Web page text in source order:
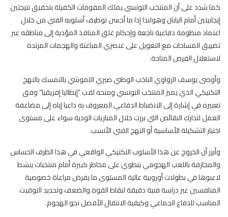
كما شدد على أن المنتخب التونسي يملك المقومات الكفيلة بتحقيق نتيجتين
إيجابيتين أمام اليابان وهولندا إذا ما أحسن توظيف أسلوبه الفني من خلال
اعتماد منظومة دفاعية ناجعة وإحكام غلق المنافذ المؤدية إلى مناطقه عبر
تضييق المساحات مع التعويل على عنصري المباغتة والهجمات المرتدة
لاستغلال الفرص المتاحة.
وأوصى يوسف الزواوي الناخب الوطني صبري اللموشي بالتمسك بالنهج
التكتيكي الذي يميز المنتخب التونسي ومنحه لقب “إيطاليا إفريقيا” وفق
تعبيره في إشارة إلى الانضباط الدفاعي المعروف به داعيا إياه إلى مضاعفة
العمل لتدارك النقائص التي برزت خلال المباريات الودية سواء على مستوى
اختيار التشكيلة الأساسية أو النهج الفني الأنسب.
وأبرز أن الخروج عن هذا الأسلوب التكتيكي الواقعي في هذا الظرف الحساس
والمجازفة باللعب الهجومي ينطوي على مخاطر كبيرة أمام منتخبات ينشط
لاعبوها في بطولات أوروبية عالية المستوى ما يفرض مراعاة خصوصية
المنافسين عبر دراسة فنية دقيقة لنقاط القوة والضعف وتحديد التوقيت
المناسب للدفاع الجماعي وكيفية الانتقال الأفضل نحو الهجوم.